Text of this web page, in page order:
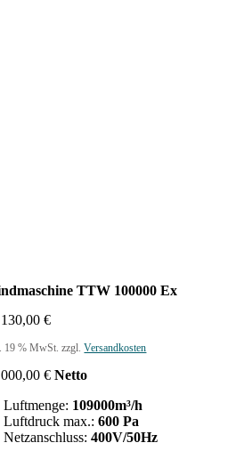
TTW 100000 Ex
€
19 % MwSt. zzgl.Versandkosten
€ Netto
Luftmenge: 109000m³/h
Luftdruck max.: 600 Pa
Netzanschluss: 400V/50Hz